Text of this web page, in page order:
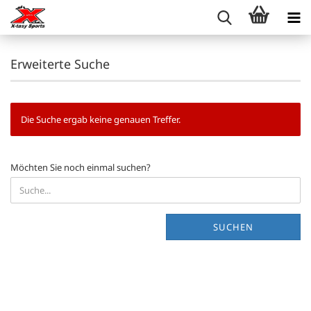
Erweiterte Suche
Die Suche ergab keine genauen Treffer.
MÖCHTEN
SIE
NOCH
EINMAL
Möchten Sie noch einmal suchen?
SUCHEN